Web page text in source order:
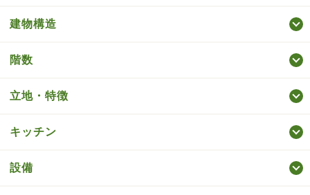
建物構造
階数
立地・特徴
キッチン
設備